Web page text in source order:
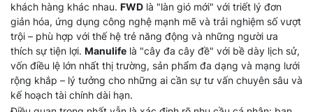
khách hàng khác nhau. FWD là "làn gió mới" với triết lý đơn
giản hóa, ứng dụng công nghệ mạnh mẽ và trải nghiệm số vượt
trội – phù hợp với thế hệ trẻ năng động và những người ưa
thích sự tiện lợi. Manulife là "cây đa cây đề" với bề dày lịch sử,
vốn điều lệ lớn nhất thị trường, sản phẩm đa dạng và mạng lưới
rộng khắp – lý tưởng cho những ai cần sự tư vấn chuyên sâu và
kế hoạch tài chính dài hạn.